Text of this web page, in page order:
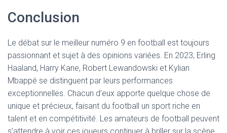
Conclusion
Le débat sur le meilleur numéro 9 en football est toujours
passionnant et sujet à des opinions variées. En 2023, Erling
Haaland, Harry Kane, Robert Lewandowski et Kylian
Mbappé se distinguent par leurs performances
exceptionnelles. Chacun d’eux apporte quelque chose de
unique et précieux, faisant du football un sport riche en
talent et en compétitivité. Les amateurs de football peuvent